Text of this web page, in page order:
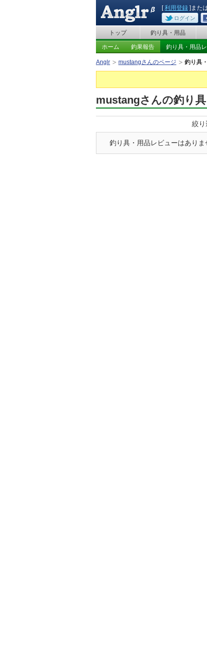
[利用登録 ]また
ログイン
トップ 釣り具・用品
ホーム 釣果報告 釣り具・用品
Anglr mustangさんのページ 釣り具
mustangさんの釣り
絞り
釣り具・用品レビューはありま